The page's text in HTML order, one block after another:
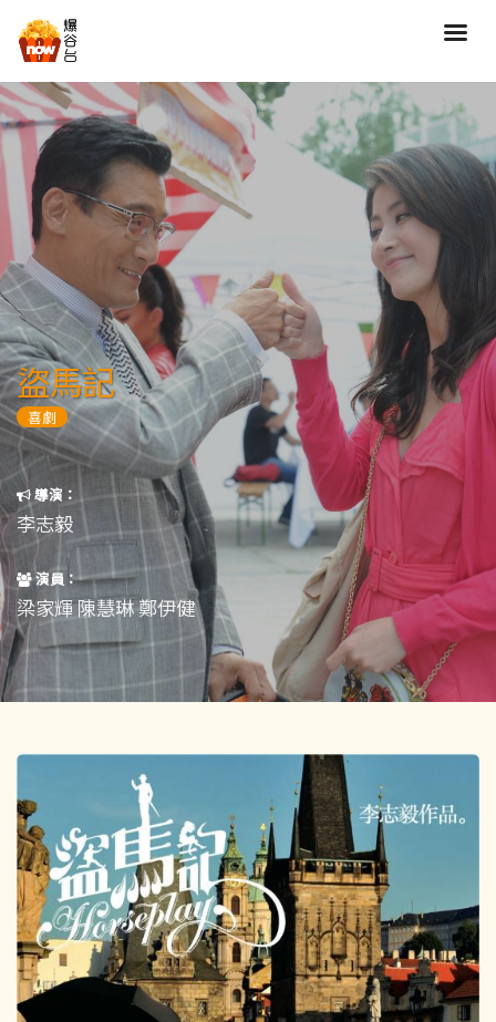
搜尋
全部類型
劇情
喜劇
愛情
恐怖
科幻
奇幻
動畫
家庭
寫實紀錄
罪案
歌舞
成人
運動
特別/特輯
短片
一般
其他
盜馬記
喜劇
導演：
李志毅
演員：
梁家輝 陳慧琳 鄭伊健